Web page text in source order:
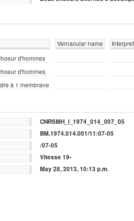
Vernacular name
d'hommes
d'hommes
à 1 membrane
CNRSMH_I_1974_014_007_05
BM.1974.014.001/11:07-05
:07-05
Vitesse 19•
May 28, 2013, 10:13 p.m.